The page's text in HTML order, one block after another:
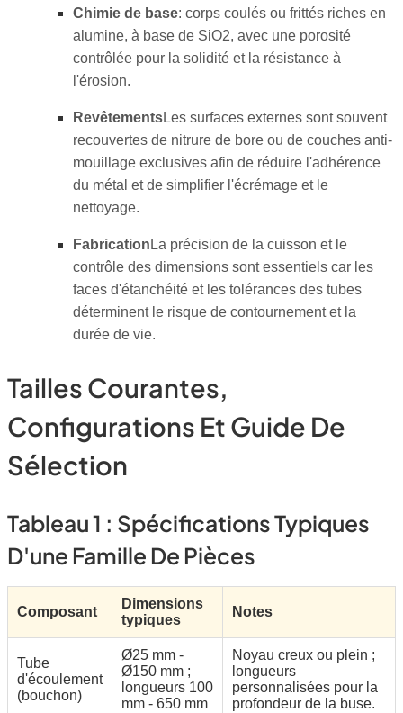
Chimie de base: corps coulés ou frittés riches en
alumine, à base de SiO2, avec une porosité
contrôlée pour la solidité et la résistance à
l'érosion.
RevêtementsLes surfaces externes sont souvent
recouvertes de nitrure de bore ou de couches anti-
mouillage exclusives afin de réduire l'adhérence
du métal et de simplifier l'écrémage et le
nettoyage.
FabricationLa précision de la cuisson et le
contrôle des dimensions sont essentiels car les
faces d'étanchéité et les tolérances des tubes
déterminent le risque de contournement et la
durée de vie.
Tailles Courantes,
Configurations Et Guide De
Sélection
Tableau 1 : Spécifications Typiques
D'une Famille De Pièces
Composant
Dimensions
typiques
Notes
Tube
d'écoulement
(bouchon)
Ø25 mm -
Ø150 mm ;
longueurs 100
mm - 650 mm
Noyau creux ou plein ;
longueurs
personnalisées pour la
profondeur de la buse.